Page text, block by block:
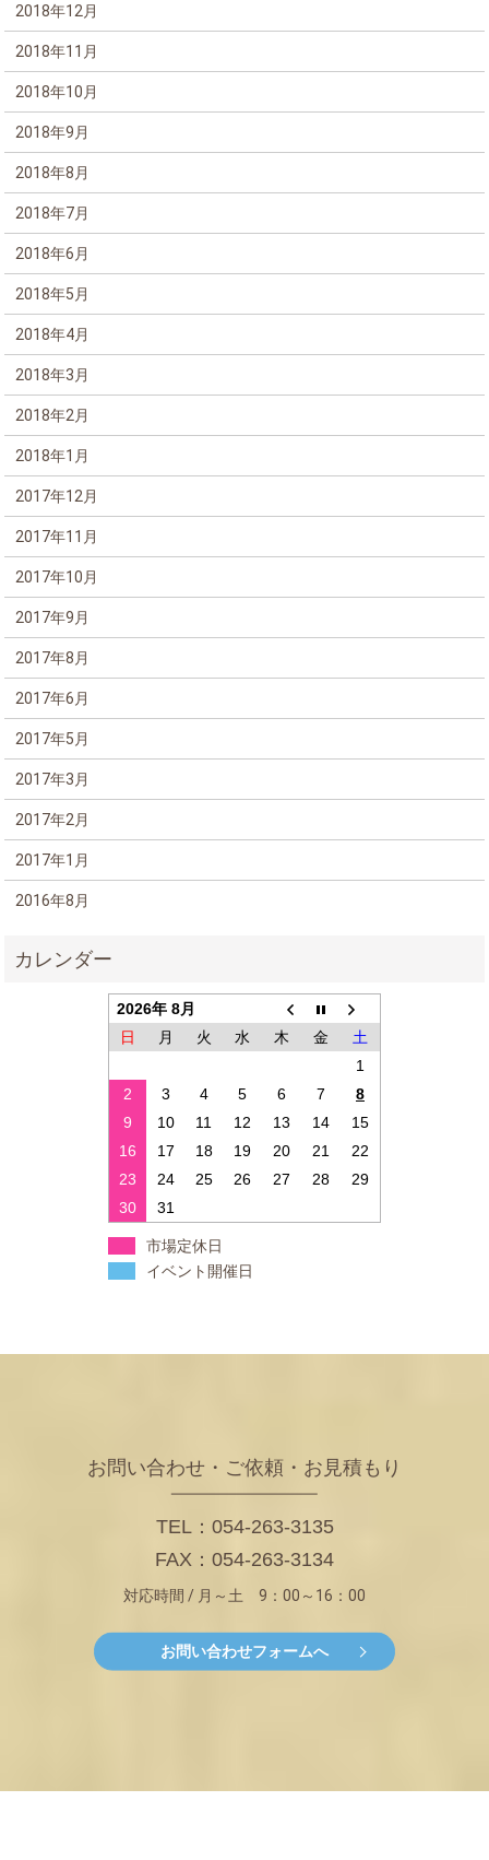
2018年12月
2018年11月
2018年10月
2018年9月
2018年8月
2018年7月
2018年6月
2018年5月
2018年4月
2018年3月
2018年2月
2018年1月
2017年12月
2017年11月
2017年10月
2017年9月
2017年8月
2017年6月
2017年5月
2017年3月
2017年2月
2017年1月
2016年8月
2026年 8月
日
月 火 水 木 金
土
1
2
3 4 5 6 7
8
9
10 11 12 13 14
15
16
17 18 19 20 21
22
23
24 25 26 27 28
29
30
31
市場定休日
イベント開催日
お問い合わせ・ご依頼・お見積もり
TEL：054-263-3135
FAX：054-263-3134
対応時間 / 月～土 9：00～16：00
お問い合わせフォームへ